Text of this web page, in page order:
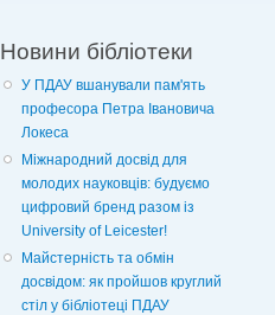
Новини бібліотеки
У ПДАУ вшанували пам'ять
професора Петра Івановича
Локеса
Міжнародний досвід для
молодих науковців: будуємо
цифровий бренд разом із
University of Leicester!
Майстерність та обмін
досвідом: як пройшов круглий
стіл у бібліотеці ПДАУ